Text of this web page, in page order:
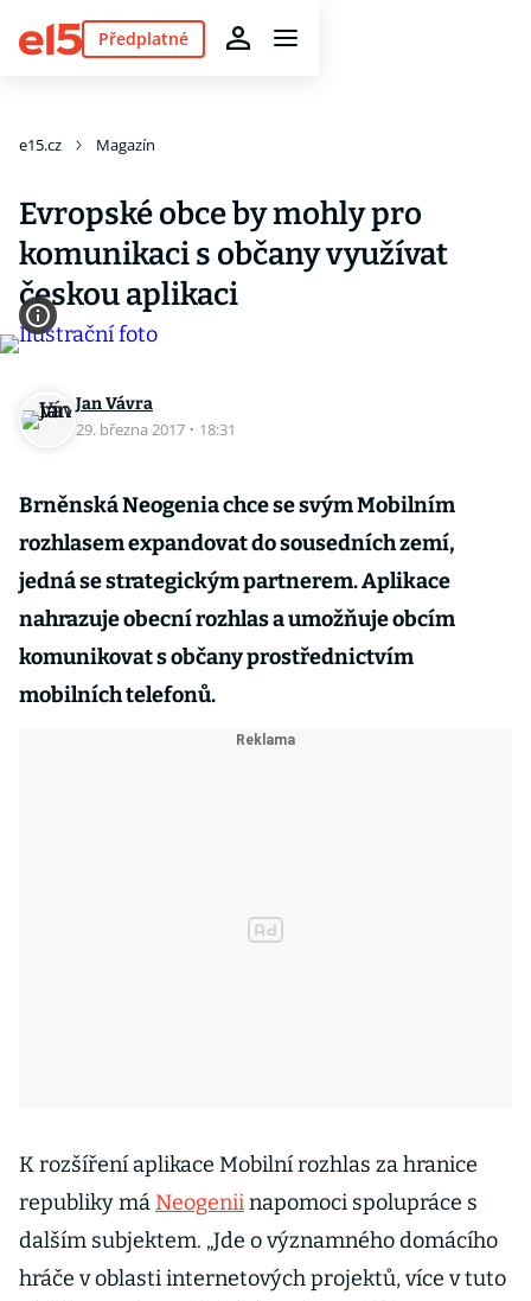
Předplatné
e15.cz Magazín
Evropské obce by mohly pro
komunikaci s občany využívat
českou aplikaci
Jan Vávra
29. března 2017 · 18:31
Brněnská Neogenia chce se svým Mobilním
rozhlasem expandovat do sousedních zemí,
jedná se strategickým partnerem. Aplikace
nahrazuje obecní rozhlas a umožňuje obcím
komunikovat s občany prostřednictvím
mobilních telefonů.
K rozšíření aplikace Mobilní rozhlas za hranice
republiky má Neogeniinapomoci spolupráce s
dalším subjektem. „Jde o významného domácího
hráče v oblasti internetových projektů, více v tuto